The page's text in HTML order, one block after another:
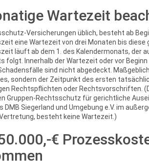
Wartezeit
Versicherungen üblich, besteht ab
eine Wartezeit von drei Monaten bis diese
läuft ab dem 1. des Kalendermonats, der
folgt. Innerhalb der Wartezeit oder vor
sind nicht abgedeckt.
sondern der Zeitpunkt des ersten
Rechtspflichten oder Rechtsvorschriften.
Gruppen-Rechtsschutz für gerichtliche
DMB Siegerland und Umgebung e.V. im
besteht keine Wartezeit.)
€